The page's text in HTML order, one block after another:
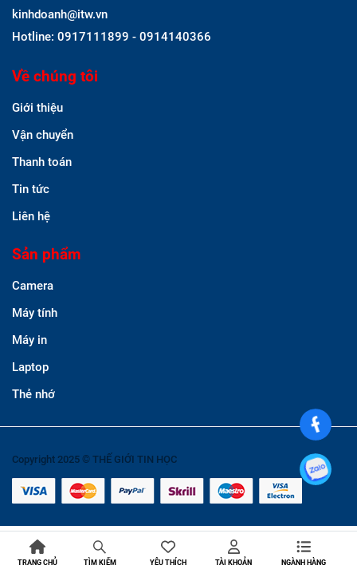
kinhdoanh@itw.vn
Hotline: 0917111899 - 0914140366
Về chúng tôi
Giới thiệu
Vận chuyển
Thanh toán
Tin tức
Liên hệ
Sản phẩm
Camera
Máy tính
Máy in
Laptop
Thẻ nhớ
Copyright 2025 © THẾ GIỚI TIN HỌC
TRANG CHỦ TÌM KIẾM YÊU THÍCH TÀI KHOẢN NGÀNH HÀNG